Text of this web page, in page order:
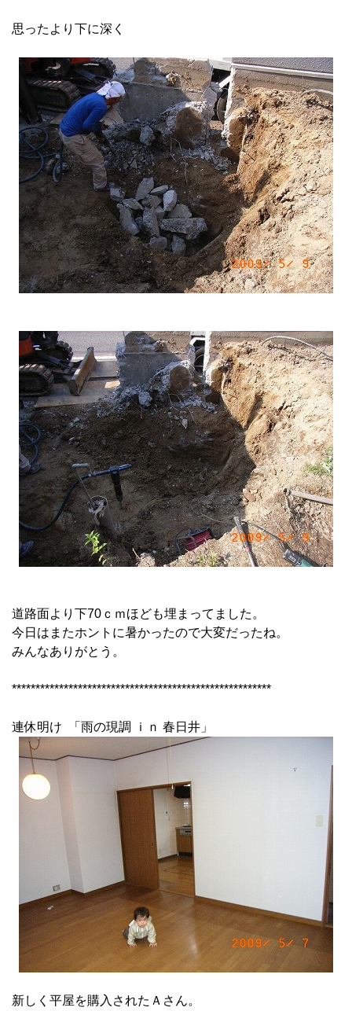
思ったより下に深く
道路面より下70ｃｍほども埋まってました。
今日はまたホントに暑かったので大変だったね。
みんなありがとう。
*******************************************************
連休明け 「雨の現調 ｉｎ 春日井」
新しく平屋を購入されたＡさん。